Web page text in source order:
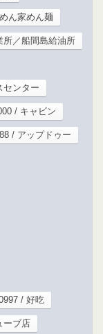
ん家めん麺
所／船間島給油所
センター
/ キャビン
/ アップドゥー
/ 好吃
ーブ店